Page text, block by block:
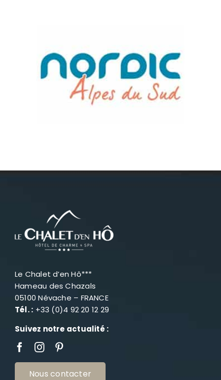
Le Chalet d’en Hô***
Hameau des Chazals
05100 Névache – FRANCE
Tél. : +33 (0)4 92 20 12 29
Suivez notre actualité :
Nous contacter